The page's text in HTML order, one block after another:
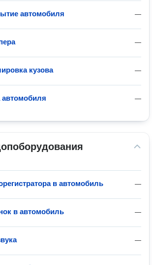
—
автомобиля
—
—
кузова
—
—
в автомобиль
—
в автомобиль
—